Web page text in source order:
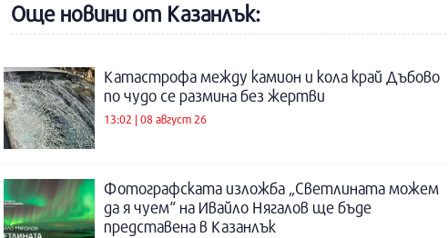
Още новини от Казанлък:
Катастрофа между камион и кола край Дъбово
по чудо се размина без жертви
13:02 | 08 август 26
Фотографската изложба „Светлината можем
да я чуем“ на Ивайло Нягалов ще бъде
представена в Казанлък